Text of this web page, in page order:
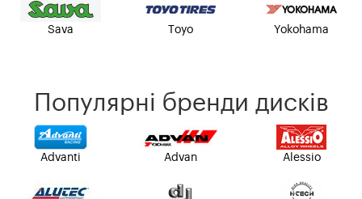
Sava Toyo Yokohama
Популярні бренди дисків
Advanti Advan Alessio